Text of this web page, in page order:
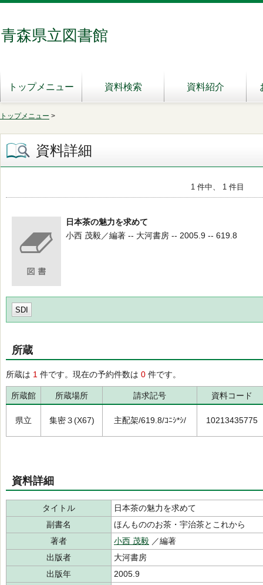
青森県立図書館
トップメニュー 資料検索 資料紹介
トップメニュー >
資料詳細
1 件中、 1 件目
日本茶の魅力を求めて
小西 茂毅／編著 -- 大河書房 -- 2005.9 -- 619.8
SDI
所蔵
所蔵は 1 件です。現在の予約件数は 0 件です。
所蔵館 所蔵場所 請求記号 資料コード
県立 集密３(X67) 主配架/619.8/ｺﾆｼ*ｼ/ 10213435775
資料詳細
タイトル
日本茶の魅力を求めて
副書名
ほんもののお茶・宇治茶とこれから
著者
小西 茂毅 ／編著
出版者
大河書房
出版年
2005.9